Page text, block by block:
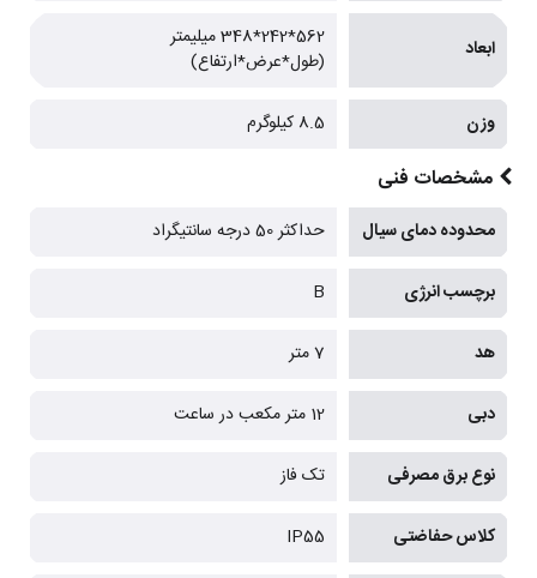
ابعاد
562*242*348 میلیمتر
(طول*عرض*ارتفاع)
وزن 8.5 کیلوگرم
مشخصات فنی
محدوده دمای سیال حداکثر 50 درجه سانتیگراد
برچسب انرژی B
هد 7 متر
دبی 12 متر مکعب در ساعت
نوع برق مصرفی تک فاز
کلاس حفاضتی IP55